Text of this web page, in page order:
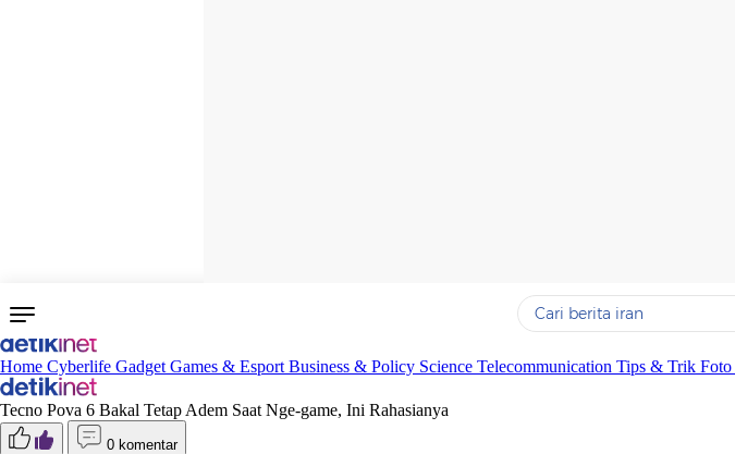
Yang sedang ramai dicari
Home Cyberlife Gadget Games & Esport Business & Policy Science Telecommunication Tips & Trik Foto
Tecno Pova 6 Bakal Tetap Adem Saat Nge-game, Ini Rahasianya
0 komentar